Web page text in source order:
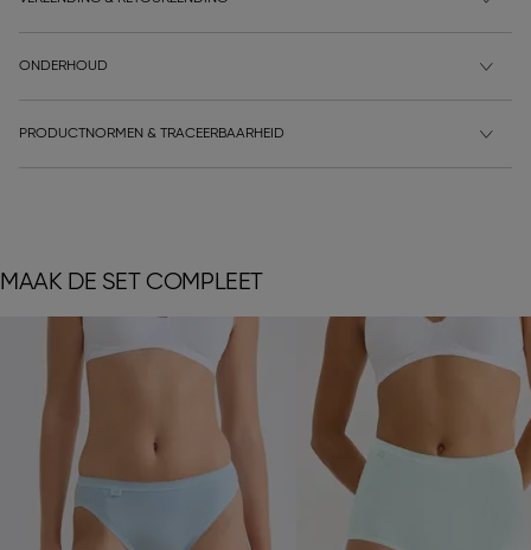
ONDERHOUD
PRODUCTNORMEN & TRACEERBAARHEID
MAAK DE SET COMPLEET